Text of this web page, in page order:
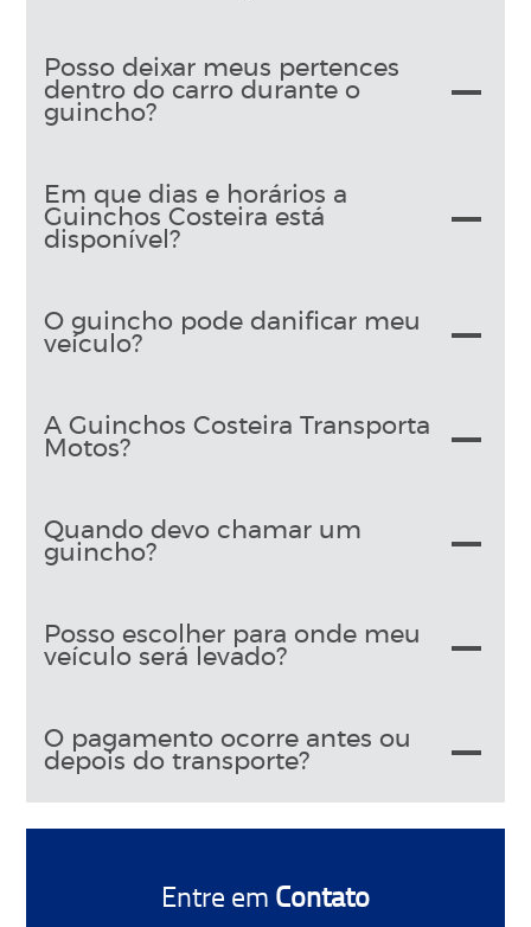
Posso deixar meus pertences
dentro do carro durante o
guincho?
Em que dias e horários a
Guinchos Costeira está
disponível?
O guincho pode danificar meu
veículo?
A Guinchos Costeira Transporta
Motos?
Quando devo chamar um
guincho?
Posso escolher para onde meu
veículo será levado?
O pagamento ocorre antes ou
depois do transporte?
Entre em Contato